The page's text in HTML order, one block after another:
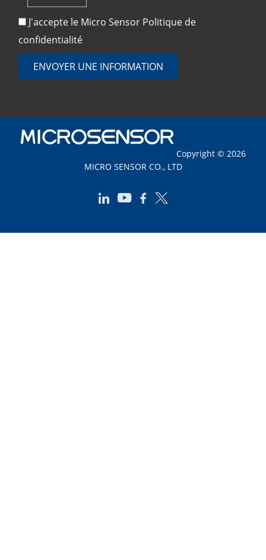
J'accepte le Micro Sensor Politique de
confidentialité
ENVOYER UNE INFORMATION
Copyright © 2026
MICRO SENSOR CO., LTD